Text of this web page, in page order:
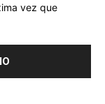
vez que